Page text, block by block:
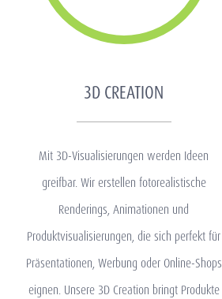
3D CREATION
Mit 3D-Visualisierungen werden Ideen
greifbar. Wir erstellen fotorealistische
Renderings, Animationen und
Produktvisualisierungen, die sich perfekt für
Präsentationen, Werbung oder Online-Shops
eignen. Unsere 3D Creation bringt Produkte